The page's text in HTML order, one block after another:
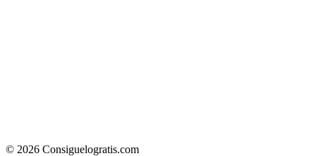
© 2026 Consiguelogratis.com